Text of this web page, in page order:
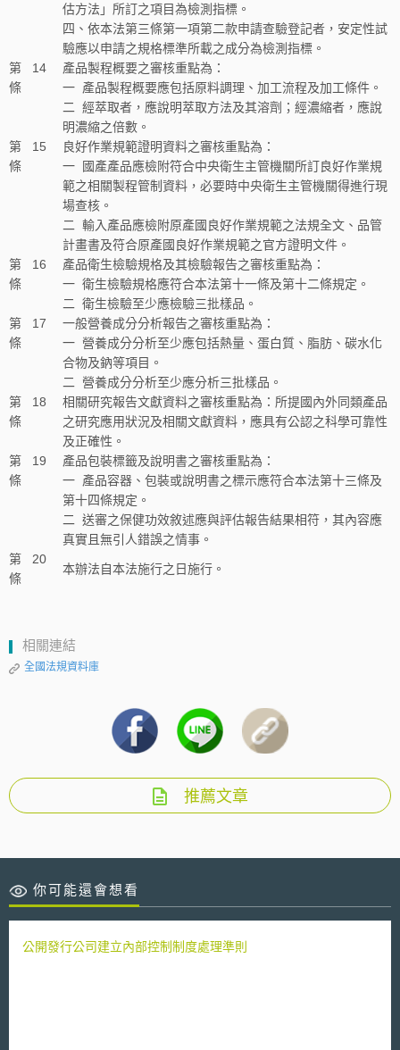
估方法」所訂之項目為檢測指標。
四、依本法第三條第一項第二款申請查驗登記者，安定性試
驗應以申請之規格標準所載之成分為檢測指標。
第 14
條
產品製程概要之審核重點為：
一 產品製程概要應包括原料調理、加工流程及加工條件。
二
經萃取者，應說明萃取方法及其溶劑；經濃縮者，應說
明濃縮之倍數。
第 15
條
良好作業規範證明資料之審核重點為：
一 國產產品應檢附符合中央衛生主管機關所訂良好作業規
範之相關製程管制資料，必要時中央衛生主管機關得進行現
場查核。
二
輸入產品應檢附原產國良好作業規範之法規全文、品管
計畫書及符合原產國良好作業規範之官方證明文件。
第 16
條
產品衛生檢驗規格及其檢驗報告之審核重點為：
一 衛生檢驗規格應符合本法第十一條及第十二條規定。
二
衛生檢驗至少應檢驗三批樣品。
第 17
條
一般營養成分分析報告之審核重點為：
一 營養成分分析至少應包括熱量、蛋白質、脂肪、碳水化
合物及鈉等項目。
二
營養成分分析至少應分析三批樣品。
第 18
條
相關研究報告文獻資料之審核重點為：所提國內外同類產品
之研究應用狀況及相關文獻資料，應具有公認之科學可靠性
及正確性。
第 19
條
產品包裝標籤及說明書之審核重點為：
一 產品容器、包裝或說明書之標示應符合本法第十三條及
第十四條規定。
二
送審之保健功效敘述應與評估報告結果相符，其內容應
真實且無引人錯誤之情事。
第 20
條
本辦法自本法施行之日施行。
相關連結
全國法規資料庫
推薦文章
你可能還會想看
公開發行公司建立內部控制制度處理準則